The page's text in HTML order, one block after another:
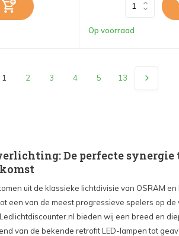
Op voorraad
1 2 3 4 5 13
De perfecte synergie
uit de klassieke lichtdivisie van OSRAM en
een van de meest progressieve spelers op
bieden wij een breed en
van de bekende retrofit LED-lampen tot